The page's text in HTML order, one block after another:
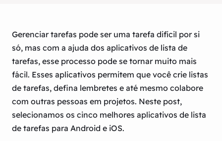
Gerenciar tarefas pode ser uma tarefa difícil por si
só, mas com a ajuda dos aplicativos de lista de
tarefas, esse processo pode se tornar muito mais
fácil. Esses aplicativos permitem que você crie listas
de tarefas, defina lembretes e até mesmo colabore
com outras pessoas em projetos. Neste post,
selecionamos os cinco melhores aplicativos de lista
de tarefas para Android e iOS.